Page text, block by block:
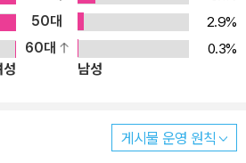
성하였고, 평가책으로 복습과 성취도 평
대한 자신감을 높일 수 있습니다.
50대
2.9%
60대
0.3%
성
남성
게시물 운영 원칙